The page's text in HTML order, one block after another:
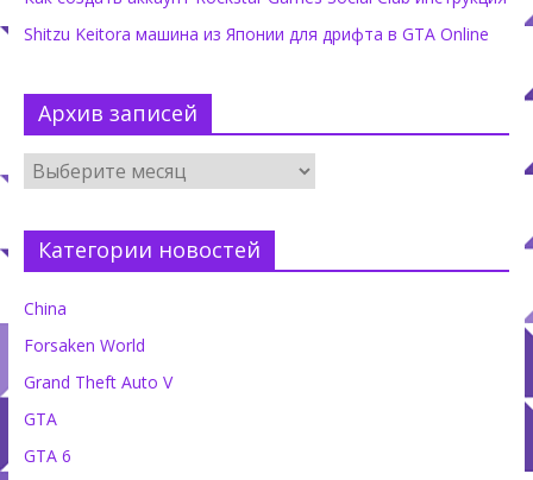
Shitzu Keitora машина из Японии для дрифта в GTA Online
Архив записей
Категории новостей
China
Forsaken World
Grand Theft Auto V
GTA
GTA 6